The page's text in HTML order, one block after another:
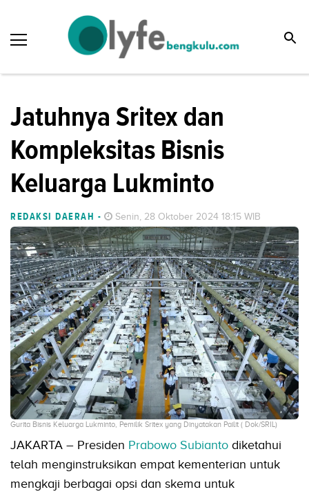
Jatuhnya Sritex dan
Kompleksitas Bisnis
Keluarga Lukminto
REDAKSI DAERAH - Senin, 28 Oktober 2024 18:15 WIB
Gurita Bisnis Keluarga Lukminto, Pemilik Sritex yang Dinyatakan Pailit ( Dok/SRIL)
JAKARTA – Presiden Prabowo Subianto diketahui
telah menginstruksikan empat kementerian untuk
mengkaji berbagai opsi dan skema untuk